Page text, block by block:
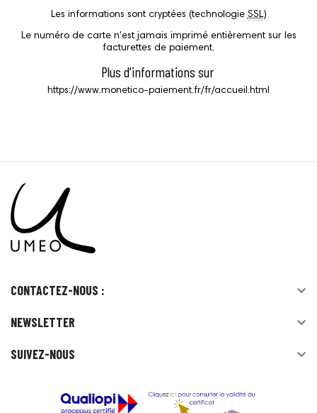
Les informations sont cryptées (technologie SSL)
Le numéro de carte n'est jamais imprimé entièrement sur les
facturettes de paiement.
Plus d'informations sur
https://www.monetico-paiement.fr/fr/accueil.html
CONTACTEZ-NOUS : 
NEWSLETTER 
SUIVEZ-NOUS 